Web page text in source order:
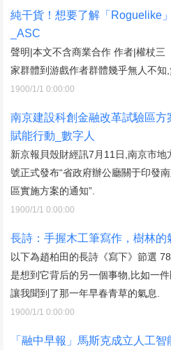
純干貨！想要了解「Roguelike
_ASC
聲明|本文不含商業合作 作者|權杖三
家群體到游戲作者群體幾乎無人不知,
1900/1/1 0:00:00
南京建設科創金融改革試驗區方
賦能行動_數字人
新京報貝殼財經訊7月11日,南京市
號正式發布“省政府辦公廳關于印發
區實施方案的通知”.
1900/1/1 0:00:00
長詩：手握木工筆寫作，樹林的
以下為趙柏田的長詩《寫下》節選
是想到它背后的另一個事物,比如一
讓我聞到了那一年早春青草的氣息.
1900/1/1 0:00:00
「融中早報」馬斯克成立人工